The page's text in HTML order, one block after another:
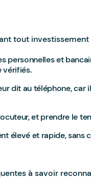
tout investissement
personnelles et
vérifiés.
dit au téléphone, car
et prendre le
élevé et rapide, sans
à savoir